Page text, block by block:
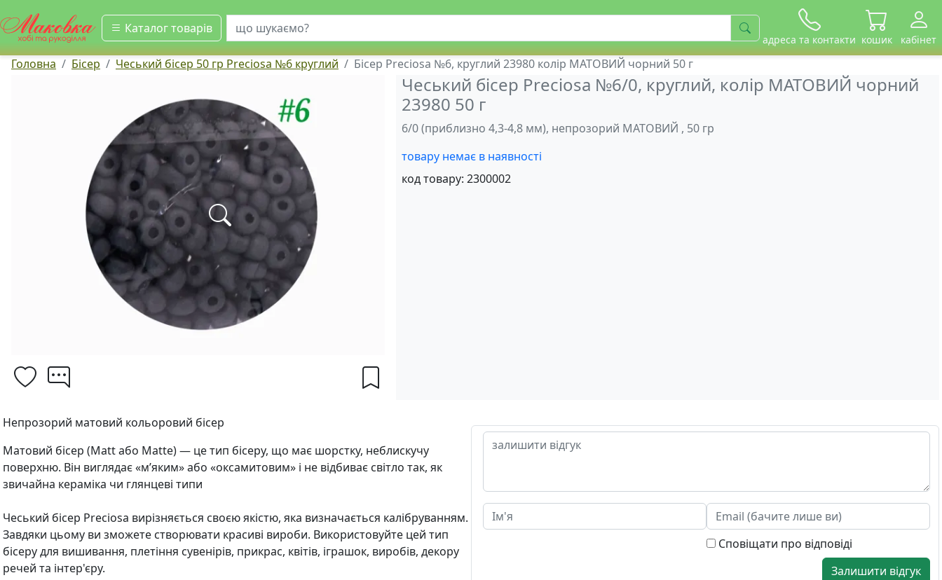
Каталог товарів
шукати
адреса та контакти кошик кабінет
Головна Бісер Чеський бісер 50 гр Preciosa №6 круглий Бісер Preciosa №6, круглий 23980 колір МАТОВИЙ чорний 50 г
Чеський бісер Preciosa №6/0, круглий, колір МАТОВИЙ чорний
23980 50 г
6/0 (приблизно 4,3-4,8 мм), непрозорий МАТОВИЙ , 50 гр
товару немає в наявності
код товару: 2300002
Непрозорий матовий кольоровий бісер
Матовий бісер (Matt або Matte) — це тип бісеру, що має шорстку, неблискучу
поверхню. Він виглядає «м’яким» або «оксамитовим» і не відбиває світло так, як
звичайна кераміка чи глянцеві типи
Чеський бісер Preciosa вирізняється своєю якістю, яка визначається калібруванням.
Завдяки цьому ви зможете створювати красиві вироби. Використовуйте цей тип
бісеру для вишивання, плетіння сувенірів, прикрас, квітів, іграшок, виробів, декору
речей та інтер'єру.
Сповіщати про відповіді
Залишити відгук